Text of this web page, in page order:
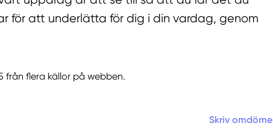
för att underlätta för dig i din vardag, genom
flera källor på webben.
Skriv omdöme